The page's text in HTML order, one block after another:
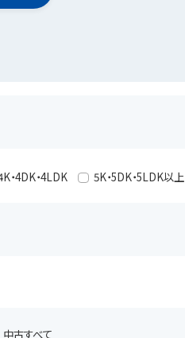
・4DK・4LDK 5K・5DK・5LDK以上
中古すべて